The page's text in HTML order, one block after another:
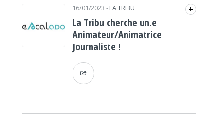
16/01/2023- LA TRIBU +
La Tribu cherche un.e
Animateur/Animatrice
Journaliste !